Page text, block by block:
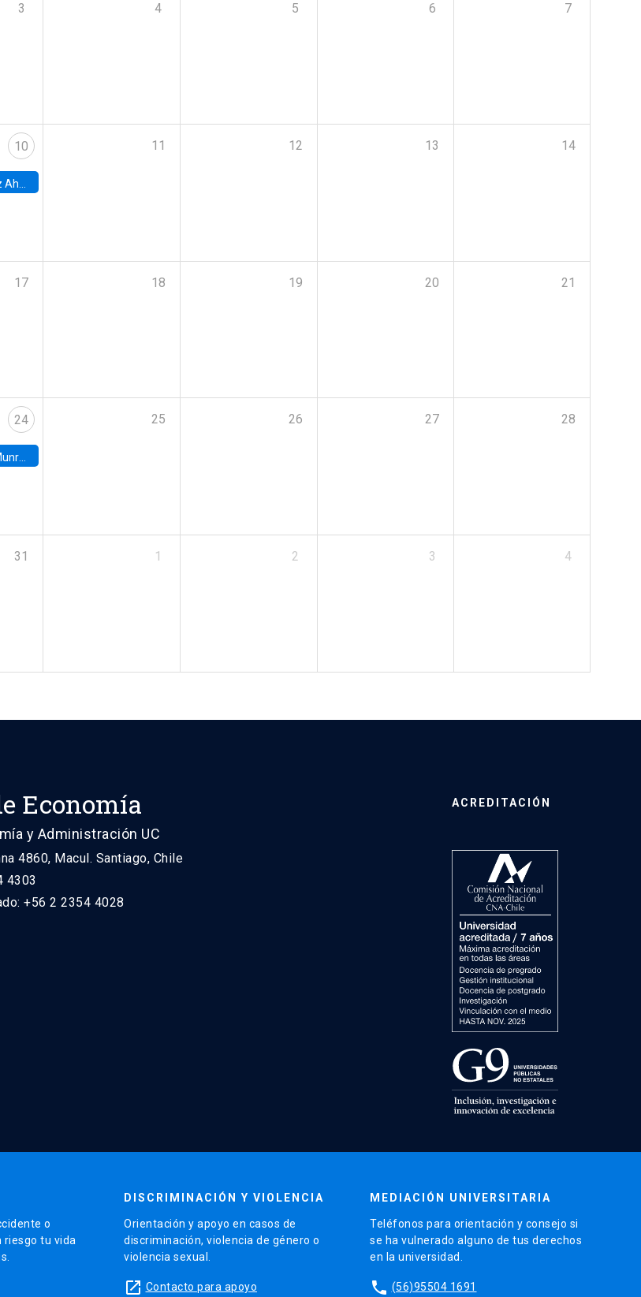
3 4 5 6 7
10
de Pittsburgh
11 12 13 14
17 18 19 20 21
24
of Statistics at UC Berkeley
25 26 27 28
31 1 2 3 4
Economía
y Administración UC
4860, Macul. Santiago, Chile
4303
+56 2 2354 4028
ACREDITACIÓN
o
riesgo tu vida
DISCRIMINACIÓN Y VIOLENCIA
Orientación y apoyo en casos de
discriminación, violencia de género o
violencia sexual.
launch Contacto para apoyo
MEDIACIÓN UNIVERSITARIA
Teléfonos para orientación y consejo si
se ha vulnerado alguno de tus derechos
en la universidad.
phone (56)95504 1691